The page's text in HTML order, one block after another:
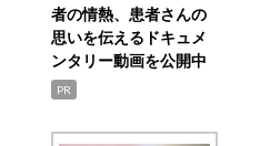
者の情熱、患者さんの
思いを伝えるドキュメ
ンタリー動画を公開中
PR